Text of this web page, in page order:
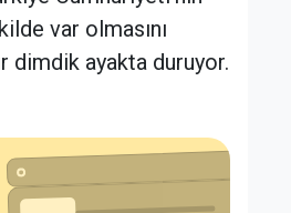
var olmasını
dimdik ayakta duruyor.